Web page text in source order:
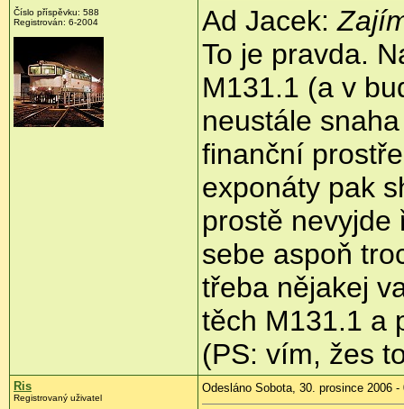
Číslo příspěvku: 588
Registrován: 6-2004
Ad Jacek:
To je pravda.
M131.1 (a v
neustále
finanční
exponáty pak
prostě nevyjde
sebe aspoň
třeba nějakej
těch M131.1 a
(PS: vím, žes
Ris
Registrovaný uživatel
Odesláno Sobota, 30. prosince 2006 -